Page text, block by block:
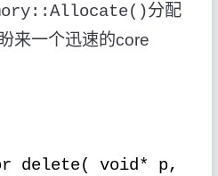
分配
来一个迅速的core
delete( void* p,